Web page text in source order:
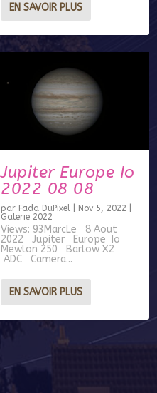
EN SAVOIR PLUS
Jupiter Europe Io
2022 08 08
par Fada DuPixel Nov 5, 2022
Galerie 2022
Views: 93MarcLe 8 Aout
2022 Jupiter Europe Io
Mewlon 250 Barlow X2
ADC Camera...
EN SAVOIR PLUS